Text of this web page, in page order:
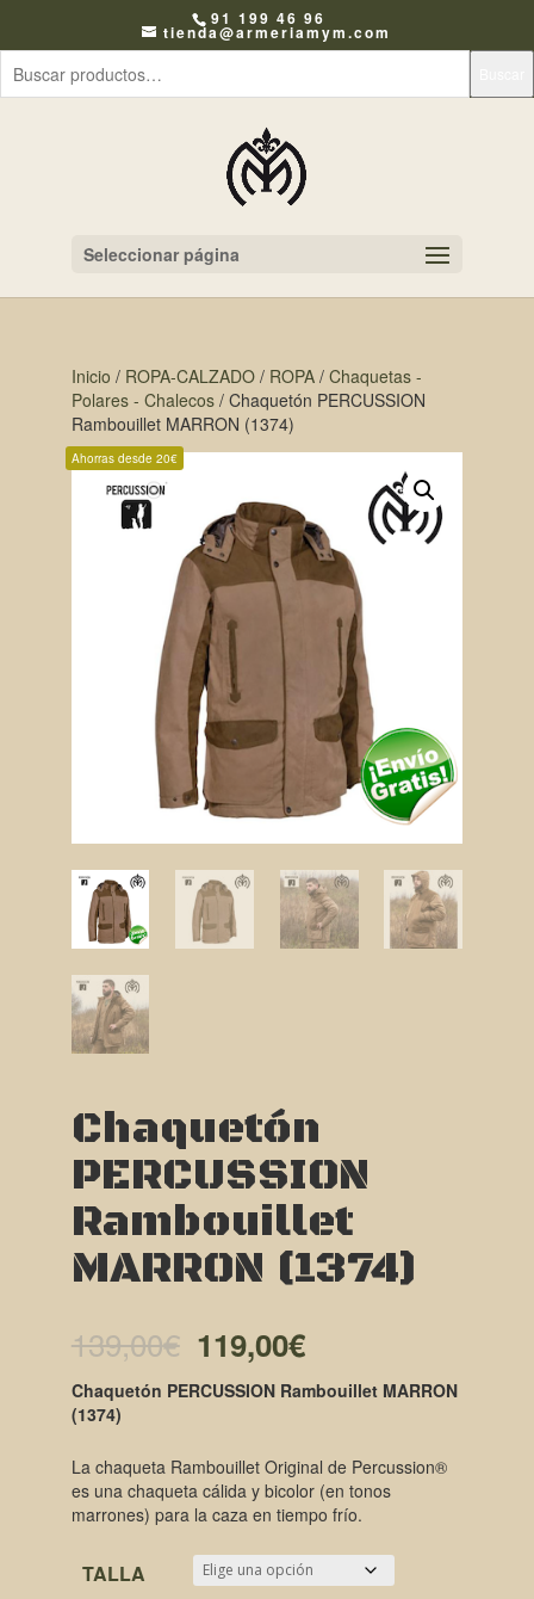
91 199 46 96
tienda@armeriamym.com
Seleccionar página
Inicio / ROPA-CALZADO/ ROPA/ Chaquetas -
Polares - Chalecos/ Chaquetón PERCUSSION
Rambouillet MARRON (1374)
Ahorras desde 20€
Chaquetón
PERCUSSION
Rambouillet
MARRON (1374)
139,00€ El
precio
era:
139,00€.
119,00€El
precio
es:
119,00€.
Chaquetón PERCUSSION Rambouillet MARRON
(1374)
La chaqueta Rambouillet Original de Percussion®
es una chaqueta cálida y bicolor (en tonos
marrones) para la caza en tiempo frío.
TALLA